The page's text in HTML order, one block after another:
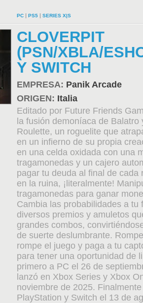
PC | PS5 | SERIES X|S
CLOVERPIT
(PSN/XBLA/
Y SWITCH
EMPRESA: Panik Arcade
ORIGEN: Italia
Editado por Future Friends
la fusión demoníaca de Balatro
Roulette, un roguelite que
en un infierno de su propia
en una celda oxidada con una
tragamonedas y un cajero
pagar tu deuda al final de cada
en la ruina, ¡literalmente!
tragamonedas para ganar
Cambia las probabilidades a tu
diversos premios y amuletos
grandes combos,
de suerte deslumbrante.
rompe el juego y paga a tu
para tener una oportunidad de
primero a PC el 26 de
lanzó en Xbox Series y Xbox
noviembre de 2025.
PlayStation y Switch el 13 de